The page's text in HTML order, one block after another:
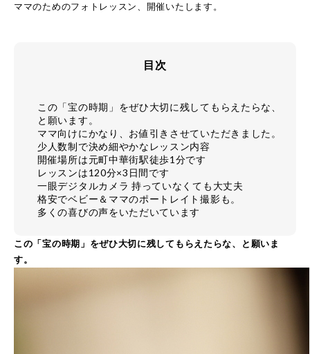
ママのためのフォトレッスン、開催いたします。
目次
この「宝の時期」をぜひ大切に残してもらえたらな、
と願います。
ママ向けにかなり、お値引きさせていただきました。
少人数制で決め細やかなレッスン内容
開催場所は元町中華街駅徒歩1分です
レッスンは120分×3日間です
一眼デジタルカメラ 持っていなくても大丈夫
格安でベビー＆ママのポートレイト撮影も。
多くの喜びの声をいただいています
この「宝の時期」をぜひ大切に残してもらえたらな、と願いま
す。